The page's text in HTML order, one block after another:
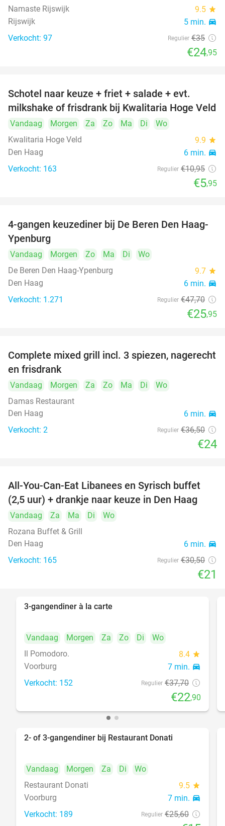
Namaste Rijswijk 9.5 star
Rijswijk 5 min. directions_car
Verkocht: 97 Regulier €35
€24,95
Schotel naar keuze + friet + salade + evt.
milkshake of frisdrank bij Kwalitaria Hoge Veld
Vandaag Morgen Za Zo Ma Di
Wo
Kwalitaria Hoge Veld
9.9 star
Den Haag 6 min. directions_car
Verkocht: 163 Regulier €10,95
€5,95
46%
4-gangen keuzediner bij De Beren Den Haag-
Ypenburg
Vandaag Morgen Zo Ma Di
Wo
De Beren Den Haag-Ypenburg
9.7 star
Den Haag 6 min. directions_car
Verkocht: 1.271 Regulier €47,70
€25,95
34%
Complete mixed grill incl. 3 spiezen, nagerecht
en frisdrank
Vandaag Morgen Za Zo Ma Di
Wo
Damas Restaurant
Den Haag
6 min. directions_car
Verkocht: 2 Regulier €36,50
€24
31%
All-You-Can-Eat Libanees en Syrisch buffet
(2,5 uur) + drankje naar keuze in Den Haag
Vandaag Za Ma Di
Wo
Rozana Buffet & Grill
Den Haag
6 min. directions_car
Verkocht: 165 Regulier €30,50
€21
3-gangendiner à la carte
Vandaag Morgen Za Zo Di
Wo
Il Pomodoro.
8.4 star
Voorburg 7 min. directions_car
Verkocht: 152 Regulier €37,70
€22,90
2- of 3-gangendiner bij Restaurant Donati
Vandaag Morgen Za Di
Wo
Restaurant Donati
9.5 star
Voorburg 7 min. directions_car
Verkocht: 189 Regulier €25,60